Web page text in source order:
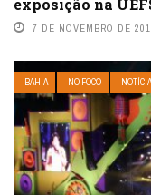
exposição na
7 DE NOVEMBRO DE
BAHIA NO FOCO